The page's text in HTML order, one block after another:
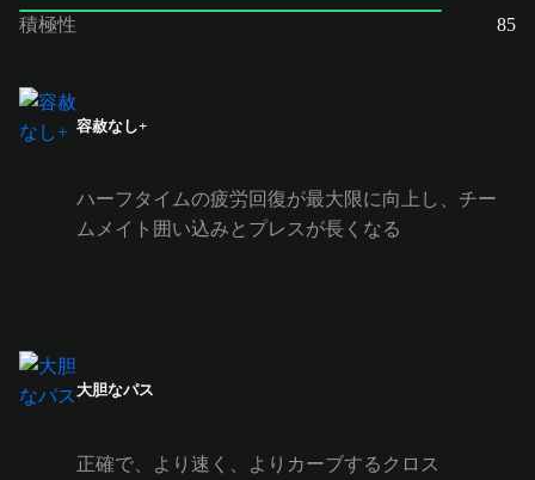
積極性
85
容赦なし+
ハーフタイムの疲労回復が最大限に向上し、チー
ムメイト囲い込みとプレスが長くなる
大胆なパス
正確で、より速く、よりカーブするクロス